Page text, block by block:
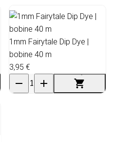
1mm Fairytale Dip Dye |
bobine 40 m
3,95 €